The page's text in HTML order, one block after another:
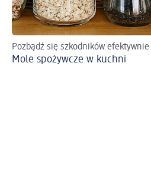
Pozbądź się szkodników
Mole spożywcze w kuchni